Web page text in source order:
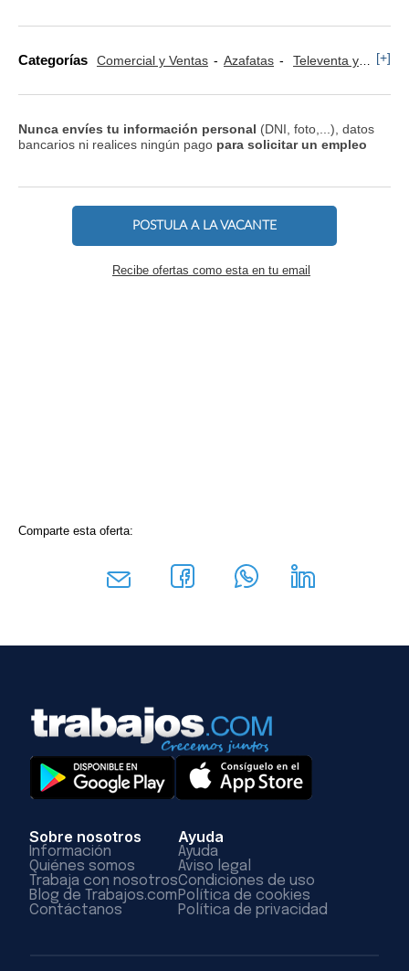
Categorías Comercial y Ventas Azafatas Televenta y Marketing Telefónico [+]
Nunca envíes tu información personal (DNI, foto,...), datos
bancarios ni realices ningún pago para solicitar un empleo
POSTULA A LA VACANTE
Recibe ofertas como esta en tu email
Comparte esta oferta:
Sobre nosotros
Información
Quiénes somos
Trabaja con nosotros
Blog de Trabajos.com
Contáctanos
Ayuda
Ayuda
Aviso legal
Condiciones de uso
Política de cookies
Política de privacidad